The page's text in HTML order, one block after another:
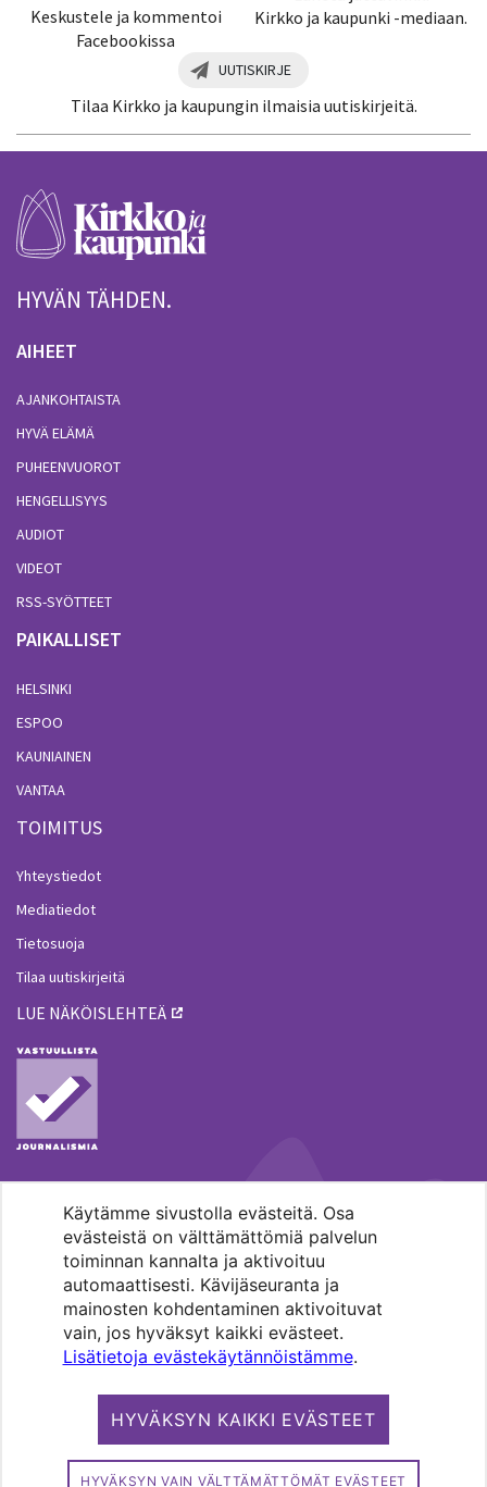
Käytämme sivustolla evästeitä. Osa
evästeistä on välttämättömiä palvelun
toiminnan kannalta ja aktivoituu
automaattisesti. Kävijäseuranta ja
mainosten kohdentaminen aktivoituvat
vain, jos hyväksyt kaikki evästeet.
Lisätietoja evästekäytännöistämme.
HYVÄKSYN KAIKKI EVÄSTEET
HYVÄKSYN VAIN VÄLTTÄMÄTTÖMÄT EVÄSTEET
Keskustele ja kommentoi
Facebookissa
Kirkko ja kaupunki -mediaan.
UUTISKIRJE
Tilaa Kirkko ja kaupungin ilmaisia uutiskirjeitä.
HYVÄN TÄHDEN.
AIHEET
AJANKOHTAISTA
HYVÄ ELÄMÄ
PUHEENVUOROT
HENGELLISYYS
AUDIOT
VIDEOT
RSS-SYÖTTEET
PAIKALLISET
HELSINKI
ESPOO
KAUNIAINEN
VANTAA
TOIMITUS
Yhteystiedot
Mediatiedot
Tietosuoja
Tilaa uutiskirjeitä
LUE NÄKÖISLEHTEÄ
MENOHAKU
Pääkaupunkiseudun evankelis-
luterilaisten seurakuntien media.
Copyright 2026. Kirkko ja kaupunki. All
rights reserved.